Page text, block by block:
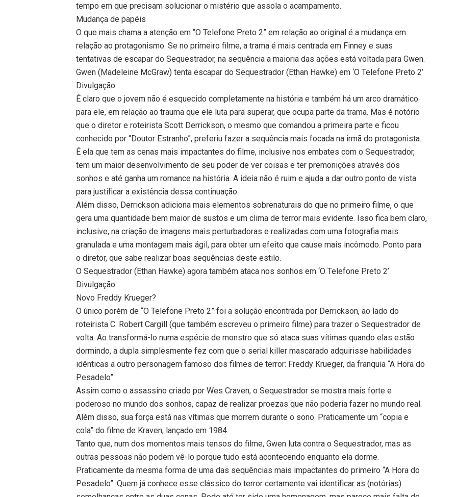
tempo em que precisam solucionar o mistério que assola o acampamento.
Mudança de papéis
O que mais chama a atenção em “O Telefone Preto 2” em relação ao original é a mudança em
relação ao protagonismo. Se no primeiro filme, a trama é mais centrada em Finney e suas
tentativas de escapar do Sequestrador, na sequência a maioria das ações está voltada para Gwen.
Gwen (Madeleine McGraw) tenta escapar do Sequestrador (Ethan Hawke) em ‘O Telefone Preto 2’
Divulgação
É claro que o jovem não é esquecido completamente na história e também há um arco dramático
para ele, em relação ao trauma que ele luta para superar, que ocupa parte da trama. Mas é notório
que o diretor e roteirista Scott Derrickson, o mesmo que comandou a primeira parte e ficou
conhecido por “Doutor Estranho”, preferiu fazer a sequência mais focada na irmã do protagonista.
É ela que tem as cenas mais impactantes do filme, inclusive nos embates com o Sequestrador,
tem um maior desenvolvimento de seu poder de ver coisas e ter premonições através dos
sonhos e até ganha um romance na história. A ideia não é ruim e ajuda a dar outro ponto de vista
para justificar a existência dessa continuação.
Além disso, Derrickson adiciona mais elementos sobrenaturais do que no primeiro filme, o que
gera uma quantidade bem maior de sustos e um clima de terror mais evidente. Isso fica bem claro,
inclusive, na criação de imagens mais perturbadoras e realizadas com uma fotografia mais
granulada e uma montagem mais ágil, para obter um efeito que cause mais incômodo. Ponto para
o diretor, que sabe realizar boas sequências deste estilo.
O Sequestrador (Ethan Hawke) agora também ataca nos sonhos em ‘O Telefone Preto 2’
Divulgação
Novo Freddy Krueger?
O único porém de “O Telefone Preto 2” foi a solução encontrada por Derrickson, ao lado do
roteirista C. Robert Cargill (que também escreveu o primeiro filme) para trazer o Sequestrador de
volta. Ao transformá-lo numa espécie de monstro que só ataca suas vítimas quando elas estão
dormindo, a dupla simplesmente fez com que o serial killer mascarado adquirisse habilidades
idênticas a outro personagem famoso dos filmes de terror: Freddy Krueger, da franquia “A Hora do
Pesadelo”.
Assim como o assassino criado por Wes Craven, o Sequestrador se mostra mais forte e
poderoso no mundo dos sonhos, capaz de realizar proezas que não poderia fazer no mundo real.
Além disso, sua força está nas vítimas que morrem durante o sono. Praticamente um “copia e
cola” do filme de Kraven, lançado em 1984.
Tanto que, num dos momentos mais tensos do filme, Gwen luta contra o Sequestrador, mas as
outras pessoas não podem vê-lo porque tudo está acontecendo enquanto ela dorme.
Praticamente da mesma forma de uma das sequências mais impactantes do primeiro “A Hora do
Pesadelo”. Quem já conhece esse clássico do terror certamente vai identificar as (notórias)